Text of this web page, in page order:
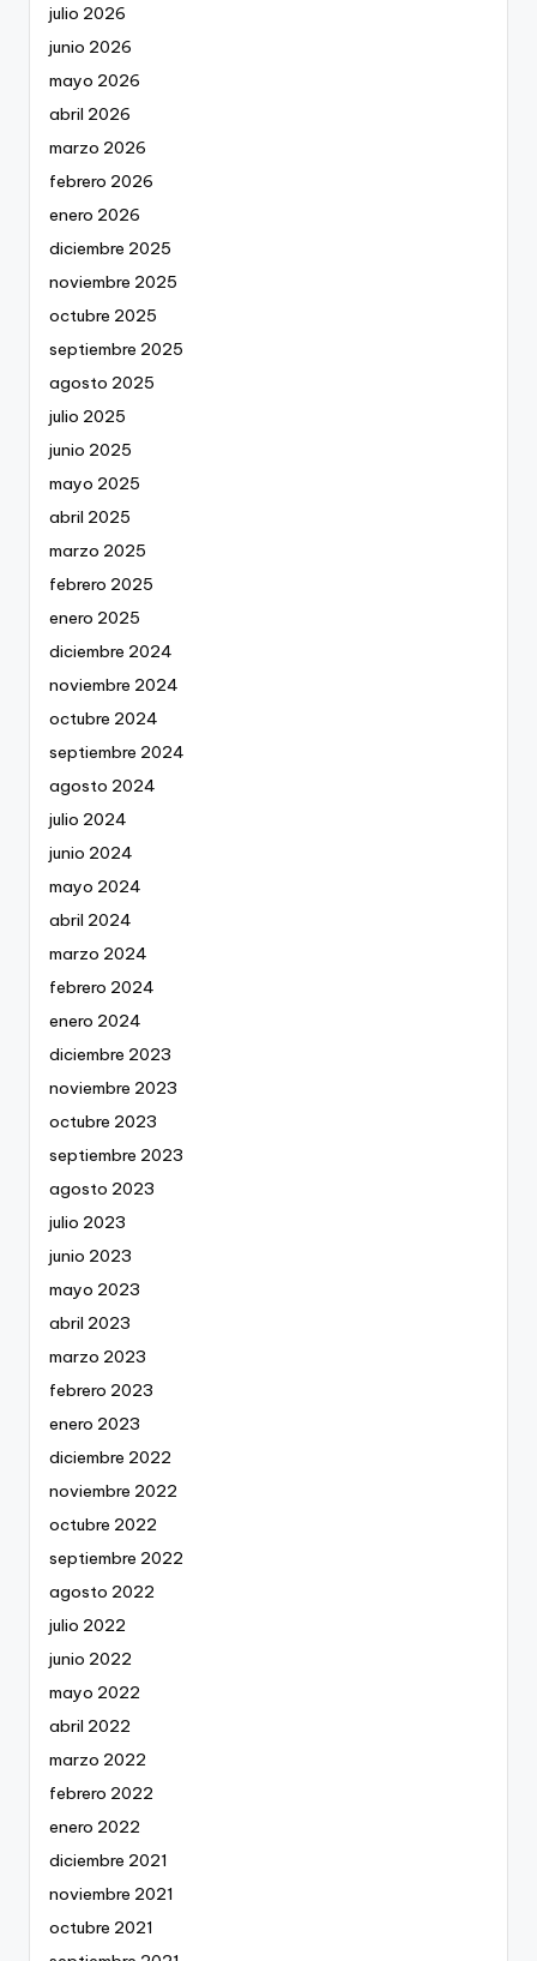
julio 2026
junio 2026
mayo 2026
abril 2026
marzo 2026
febrero 2026
enero 2026
diciembre 2025
noviembre 2025
octubre 2025
septiembre 2025
agosto 2025
julio 2025
junio 2025
mayo 2025
abril 2025
marzo 2025
febrero 2025
enero 2025
diciembre 2024
noviembre 2024
octubre 2024
septiembre 2024
agosto 2024
julio 2024
junio 2024
mayo 2024
abril 2024
marzo 2024
febrero 2024
enero 2024
diciembre 2023
noviembre 2023
octubre 2023
septiembre 2023
agosto 2023
julio 2023
junio 2023
mayo 2023
abril 2023
marzo 2023
febrero 2023
enero 2023
diciembre 2022
noviembre 2022
octubre 2022
septiembre 2022
agosto 2022
julio 2022
junio 2022
mayo 2022
abril 2022
marzo 2022
febrero 2022
enero 2022
diciembre 2021
noviembre 2021
octubre 2021